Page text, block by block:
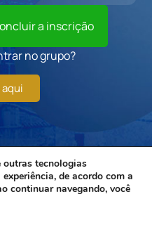
a inscrição
no grupo?
outras tecnologias
de acordo com a
continuar navegando, você